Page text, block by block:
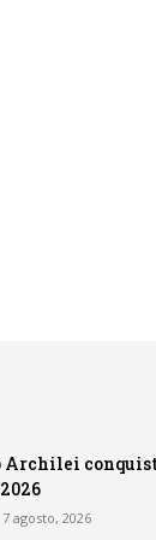
Archilei
7 agosto, 2026